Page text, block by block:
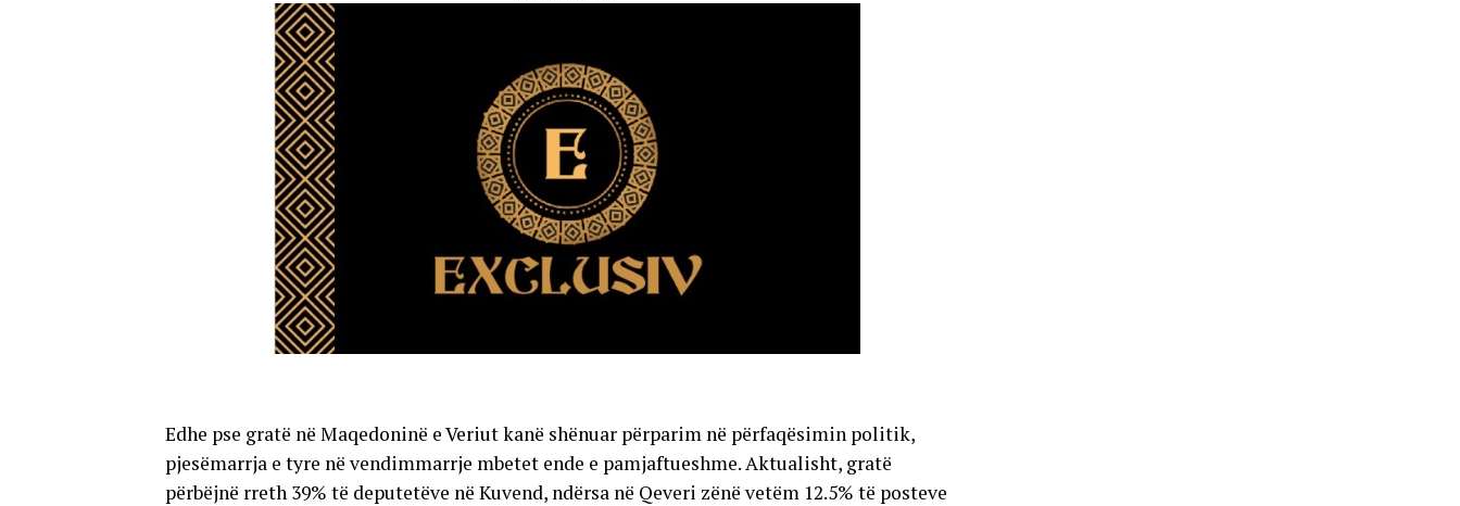
Edhe pse gratë në Maqedoninë e Veriut kanë shënuar përparim në përfaqësimin politik,
pjesëmarrja e tyre në vendimmarrje mbetet ende e pamjaftueshme. Aktualisht, gratë
përbëjnë rreth 39% të deputetëve në Kuvend, ndërsa në Qeveri zënë vetëm 12.5% të posteve